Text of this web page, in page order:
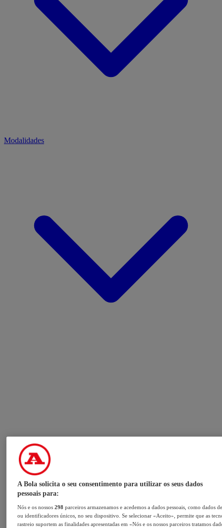
Modalidades
A Bola solicita o seu consentimento para utilizar os seus dados
pessoais para:
Nós e os nossos298 parceiros armazenamos e acedemos a dados pessoais, como dados
ou identificadores únicos, no seu dispositivo. Se selecionar «Aceito», permite que as
rastreio suportem as finalidades apresentadas em «Nós e os nossos parceiros tratamos